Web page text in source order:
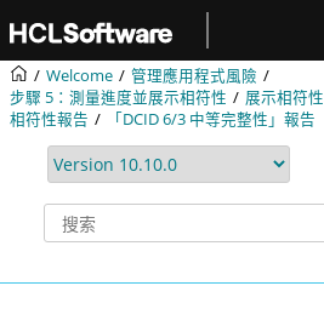
Welcome
管理應用程式風險
步驟 5：測量進度並展示相符性
展示相符性
相符性報告
「DCID 6/3 中等完整性」報告